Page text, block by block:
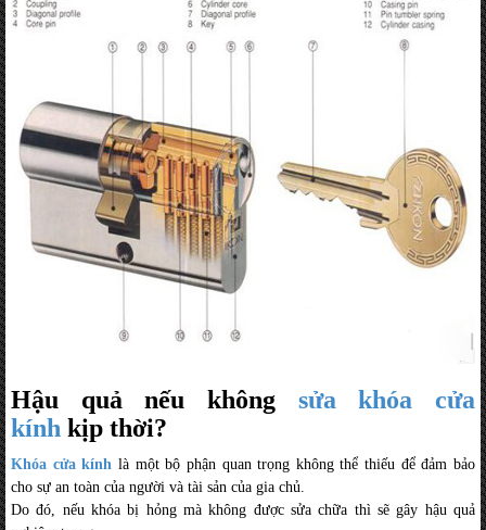
Hậu quả nếu không sửa khóa cửa
kính kịp thời?
Khóa cửa kính là một bộ phận quan trọng không thể thiếu để đảm bảo
cho sự an toàn của người và tài sản của gia chủ.
Do đó, nếu khóa bị hỏng mà không được sửa chữa thì sẽ gây hậu quả